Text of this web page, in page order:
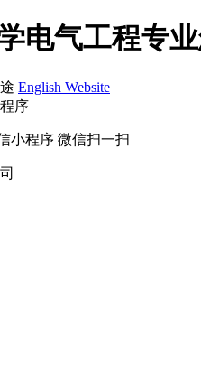
电气工程专
English Website
序
微信扫一扫